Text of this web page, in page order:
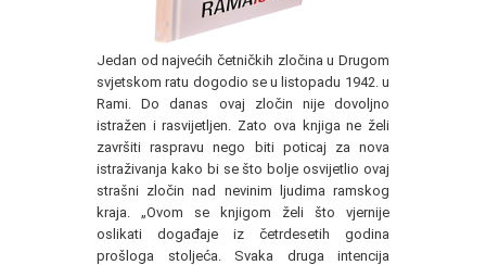
Jedan od najvećih četničkih zločina u Drugom
svjetskom ratu dogodio se u listopadu 1942. u
Rami. Do danas ovaj zločin nije dovoljno
istražen i rasvijetljen. Zato ova knjiga ne želi
završiti raspravu nego biti poticaj za nova
istraživanja kako bi se što bolje osvijetlio ovaj
strašni zločin nad nevinim ljudima ramskog
kraja. „Ovom se knjigom želi što vjernije
oslikati događaje iz četrdesetih godina
prošloga stoljeća. Svaka druga intencija